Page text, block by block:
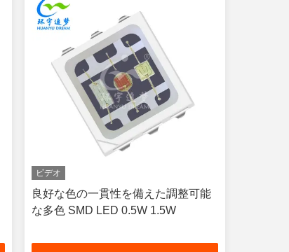
ビデオ
良好な色の一貫性を備えた調整可能
な多色 SMD LED 0.5W 1.5W